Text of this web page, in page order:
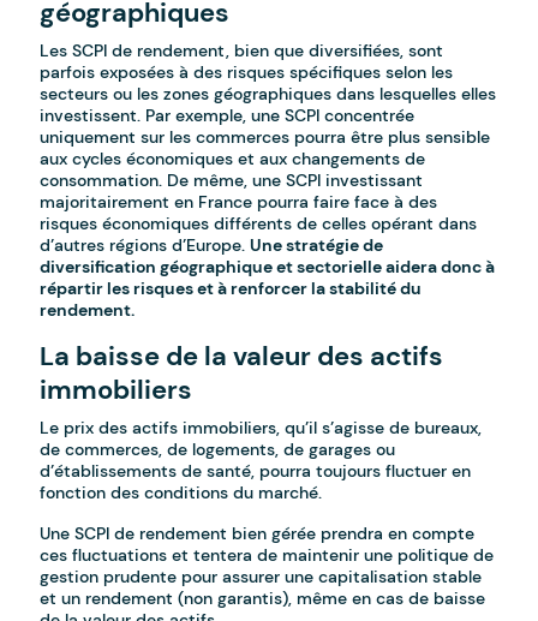
géographiques
Les SCPI de rendement, bien que diversifiées, sont
parfois exposées à des risques spécifiques selon les
secteurs ou les zones géographiques dans lesquelles elles
investissent. Par exemple, une SCPI concentrée
uniquement sur les commerces pourra être plus sensible
aux cycles économiques et aux changements de
consommation. De même, une SCPI investissant
majoritairement en France pourra faire face à des
risques économiques différents de celles opérant dans
d’autres régions d’Europe.Une stratégie de
diversification géographique et sectorielle aidera donc à
répartir les risques et à renforcer la stabilité du
rendement.
La baisse de la valeur des actifs
immobiliers
Le prix des actifs immobiliers, qu’il s’agisse de bureaux,
de commerces, de logements, de garages ou
d’établissements de santé, pourra toujours fluctuer en
fonction des conditions du marché.
Une SCPI de rendement bien gérée prendra en compte
ces fluctuations et tentera de maintenir une politique de
gestion prudente pour assurer une capitalisation stable
et un rendement (non garantis), même en cas de baisse